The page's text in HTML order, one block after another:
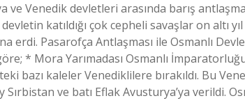
Venedik devletleri arasında barış
katıldığı çok cepheli savaşlar on altı
erdi. Pasarofça Antlaşması ile Osmanlı
* Mora Yarımadası Osmanlı
bazı kaleler Venediklilere bırakıldı. Bu
ve batı Eflak Avusturya’ya verildi.